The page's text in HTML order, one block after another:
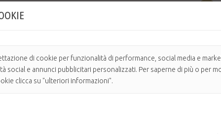
Prodotto disponibile con altre
di cookie per funzionalità di performance, social media e
social e annunci pubblicitari personalizzati. Per saperne di più o per
clicca su "ulteriori informazioni".